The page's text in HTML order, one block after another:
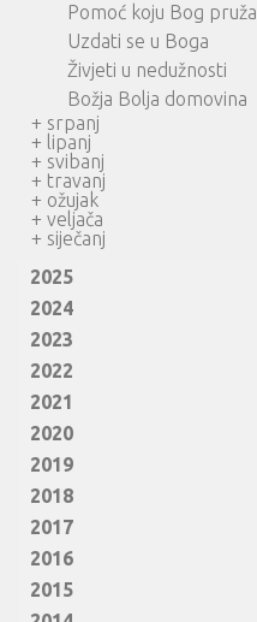
Pomoć koju Bog pruža
Uzdati se u Boga
Živjeti u nedužnosti
Božja Bolja domovina
+ srpanj
+ lipanj
+ svibanj
+ travanj
+ ožujak
+ veljača
+ siječanj
2025
2024
2023
2022
2021
2020
2019
2018
2017
2016
2015